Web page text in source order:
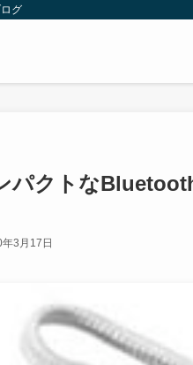
グ
パクトな
3月17日